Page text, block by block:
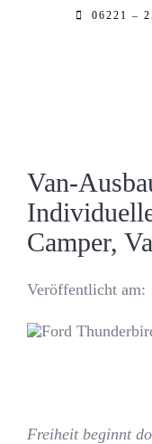
06221 –
Van-
Camper,
Veröffentlicht am:
Freiheit beginnt